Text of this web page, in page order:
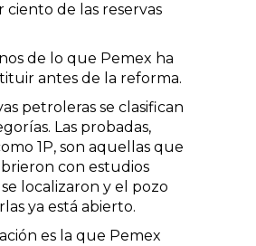
ciento de las reservas
de lo que Pemex ha
antes de la reforma.
petroleras se clasifican
Las probadas,
1P, son aquellas que
con estudios
localizaron y el pozo
ya está abierto.
es la que Pemex